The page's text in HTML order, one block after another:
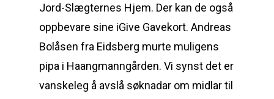
Jord-Slægternes Hjem. Der kan de også
oppbevare sine iGive Gavekort. Andreas
Bolåsen fra Eidsberg murte muligens
pipa i Haangmanngården. Vi synst det er
vanskeleg å avslå søknadar om midlar til